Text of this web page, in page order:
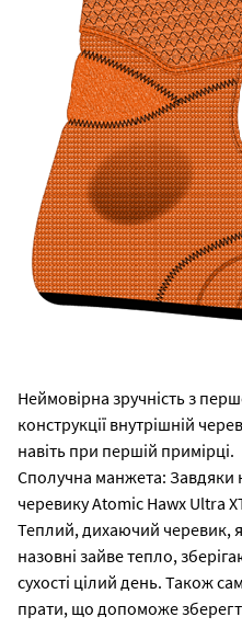
Неймовірна зручність з
конструкції внутрішній
навіть при першій примірці.
Сполучна манжета: Завдяки
черевику Atomic Hawx Ultra
Теплий, дихаючий черевик,
назовні зайве тепло,
сухості цілий день. Також
прати, що допоможе